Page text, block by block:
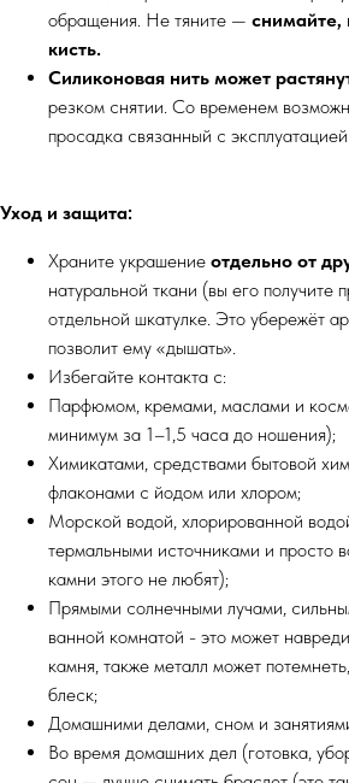
обращения. Не тяните — снимайте,
кисть.
Силиконовая нить может
резком снятии. Со временем
просадка связанный с
Уход и защита:
Храните украшение отдельно от
натуральной ткани (вы его получите
отдельной шкатулке. Это убережёт
позволит ему «дышать».
Избегайте контакта с:
Парфюмом, кремами, маслами и
минимум за 1–1,5 часа до ношения);
Химикатами, средствами бытовой
флаконами с йодом или хлором;
Морской водой, хлорированной
термальными источниками и просто
камни этого не любят);
Прямыми солнечными лучами,
ванной комнатой - это может
камня, также металл может
блеск;
Домашними делами, сном и
Во время домашних дел (готовка,